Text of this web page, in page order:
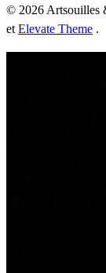
© 2026 Artsouilles
et Elevate Theme .